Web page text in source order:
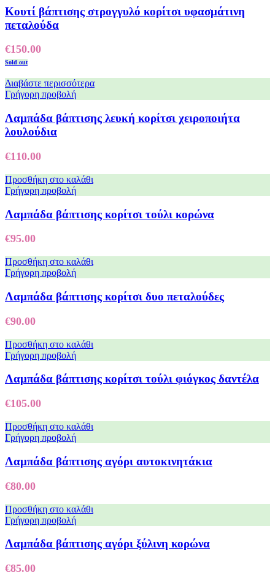
Κουτί βάπτισης στρογγυλό κορίτσι υφασμάτινη
πεταλούδα
€150.00
Sold out
Διαβάστε περισσότερα
Γρήγορη προβολή
Λαμπάδα βάπτισης λευκή κορίτσι χειροποιήτα
λουλούδια
€110.00
Προσθήκη στο καλάθι
Γρήγορη προβολή
Λαμπάδα βάπτισης κορίτσι τούλι κορώνα
€95.00
Προσθήκη στο καλάθι
Γρήγορη προβολή
Λαμπάδα βάπτισης κορίτσι δυο πεταλούδες
€90.00
Προσθήκη στο καλάθι
Γρήγορη προβολή
Λαμπάδα βάπτισης κορίτσι τούλι φιόγκος δαντέλα
€105.00
Προσθήκη στο καλάθι
Γρήγορη προβολή
Λαμπάδα βάπτισης αγόρι αυτοκινητάκια
€80.00
Προσθήκη στο καλάθι
Γρήγορη προβολή
Λαμπάδα βάπτισης αγόρι ξύλινη κορώνα
€85.00